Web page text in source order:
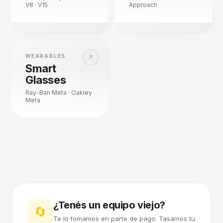
V8 · V15
Approach
↗
WEARABLES
Smart
Glasses
Ray-Ban Meta · Oakley
Meta
🔄 ¿Tenés un equipo viejo?
Te lo tomamos en parte de pago. Tasamos tu